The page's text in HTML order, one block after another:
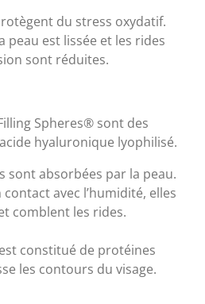
du stress oxydatif.
peau est lissée et les rides
sont réduites.
Spheres® sont des
hyaluronique lyophilisé.
sont absorbées par la peau.
contact avec l’humidité, elles
comblent les rides.
constitué de protéines
les contours du visage.